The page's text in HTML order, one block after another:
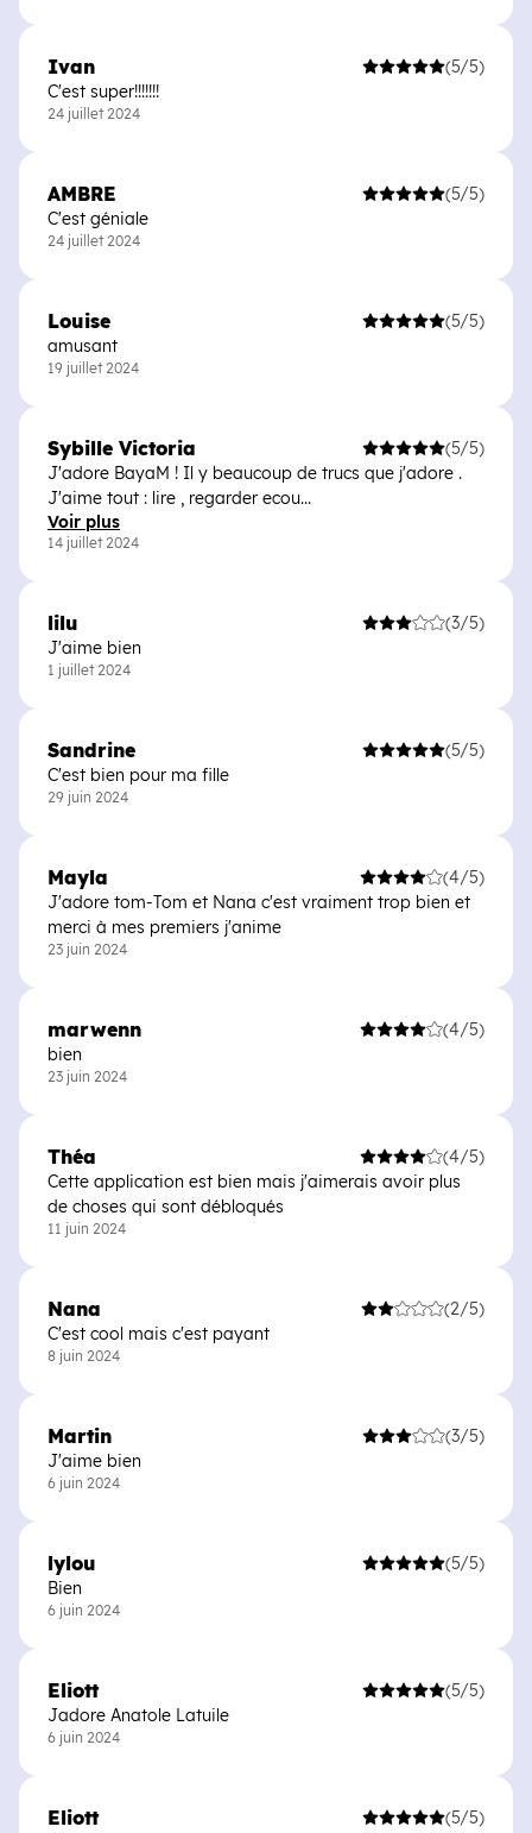
Ivan
(5/5)
C'est super!!!!!!!
24 juillet 2024
AMBRE
(5/5)
C'est géniale
24 juillet 2024
Louise
(5/5)
amusant
19 juillet 2024
Sybille Victoria
(5/5)
J'adore BayaM ! Il y beaucoup de trucs que j'adore .
J'aime tout : lire , regarder ecou...
Voir plus
14 juillet 2024
lilu
(3/5)
J'aime bien
1 juillet 2024
Sandrine
(5/5)
C'est bien pour ma fille
29 juin 2024
Mayla
(4/5)
J'adore tom-Tom et Nana c'est vraiment trop bien et
merci à mes premiers j'anime
23 juin 2024
marwenn
(4/5)
bien
23 juin 2024
Théa
(4/5)
Cette application est bien mais j'aimerais avoir plus
de choses qui sont débloqués
11 juin 2024
Nana
(2/5)
C'est cool mais c'est payant
8 juin 2024
Martin
(3/5)
J'aime bien
6 juin 2024
lylou
(5/5)
Bien
6 juin 2024
Eliott
(5/5)
Jadore Anatole Latuile
6 juin 2024
Eliott
(5/5)